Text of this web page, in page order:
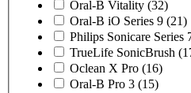
Oral-B Vitality (32)
Oral-B iO Series 9 (21)
Philips Sonicare Series
TrueLife SonicBrush
Oclean X Pro (16)
Oral-B Pro 3 (15)